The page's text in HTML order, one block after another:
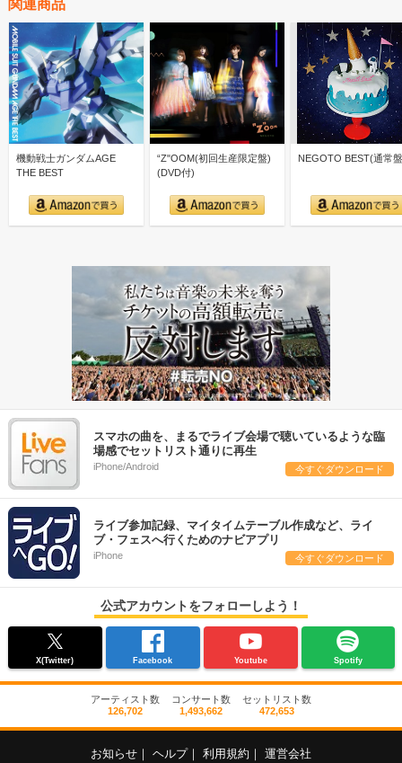
関連商品
機動戦士ガンダムAGE
THE BEST
“Z"OOM(初回生産限定盤)
(DVD付)
NEGOTO BEST(通常
スマホの曲を、まるでライブ会場で聴いているような臨
場感でセットリスト通りに再生
iPhone/Android 今すぐダウンロード
ライブ参加記録、マイタイムテーブル作成など、ライ
ブ・フェスへ行くためのナビアプリ
iPhone 今すぐダウンロード
公式アカウントをフォローしよう！
X(Twitter) Facebook Youtube Spotify
アーティスト数
126,702
コンサート数
1,493,662
セットリスト数
472,653
お知らせ ヘルプ 利用規約 運営会社